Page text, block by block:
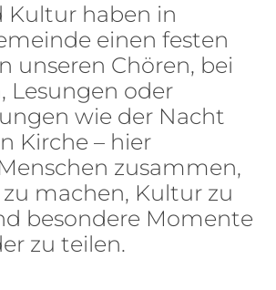
Kultur haben in
einen festen
unseren Chören, bei
Lesungen oder
wie der Nacht
Kirche – hier
zusammen,
machen, Kultur zu
besondere Momente
zu teilen.